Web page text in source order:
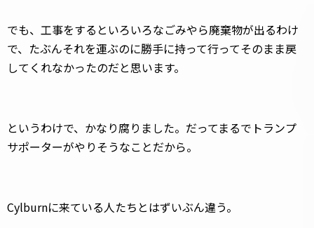
でも、工事をするといろいろなごみやら廃棄物が出るわけ
で、たぶんそれを運ぶのに勝手に持って行ってそのまま戻
してくれなかったのだと思います。
というわけで、かなり腐りました。だってまるでトランプ
サポーターがやりそうなことだから。
Cylburnに来ている人たちとはずいぶん違う。